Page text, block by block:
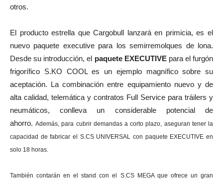
otros.
El producto estrella que Cargobull lanzará en primicia, es el
nuevo paquete executive para los semirremolques de lona.
Desde su introducción, el paquete EXECUTIVEpara el furgón
frigorífico S.KO COOL es un ejemplo magnífico sobre su
aceptación. La combinación entre equipamiento nuevo y de
alta calidad, telemática y contratos Full Service para tráilers y
neumáticos, conlleva un considerable potencial de
ahorro.Además, para cubrir demandas a corto plazo, aseguran tener la
capacidad de fabricar el S.CS UNIVERSAL con paquete EXECUTIVE en
solo 18 horas.
También contarán en el stand con el S.CS MEGA que ofrece un gran